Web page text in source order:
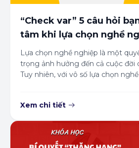
“Check var” 5 câu hỏi
tâm khi lựa chọn nghề
Lựa chọn nghề nghiệp là một
trọng ảnh hưởng đến cả cuộc đời
Tuy nhiên, với vô số lựa chọn
biết nên chọn con đường nào? Hãy để Edmod giải
Xem chi tiết